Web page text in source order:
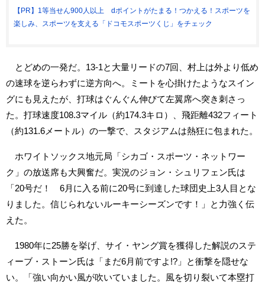
【PR】1等当せん900人以上 dポイントがたまる！つかえる！スポーツを
楽しみ、スポーツを支える「ドコモスポーツくじ」をチェック
とどめの一発だ。13-1と大量リードの7回、村上は外より低め
の速球を逆らわずに逆方向へ。ミートを心掛けたようなスイン
グにも見えたが、打球はぐんぐん伸びて左翼席へ突き刺さっ
た。打球速度108.3マイル（約174.3キロ）、飛距離432フィート
（約131.6メートル）の一撃で、スタジアムは熱狂に包まれた。
ホワイトソックス地元局「シカゴ・スポーツ・ネットワー
ク」の放送席も大興奮だ。実況のジョン・シュリフェン氏は
「20号だ！ 6月に入る前に20号に到達した球団史上3人目とな
りました。信じられないルーキーシーズンです！」と力強く伝
えた。
1980年に25勝を挙げ、サイ・ヤング賞を獲得した解説のステ
ィーブ・ストーン氏は「まだ6月前ですよ!?」と衝撃を隠せな
い。「強い向かい風が吹いていました。風を切り裂いて本塁打